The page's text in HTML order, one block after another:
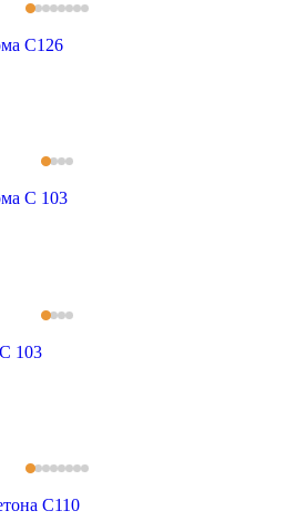
C126
С 103
103
С110